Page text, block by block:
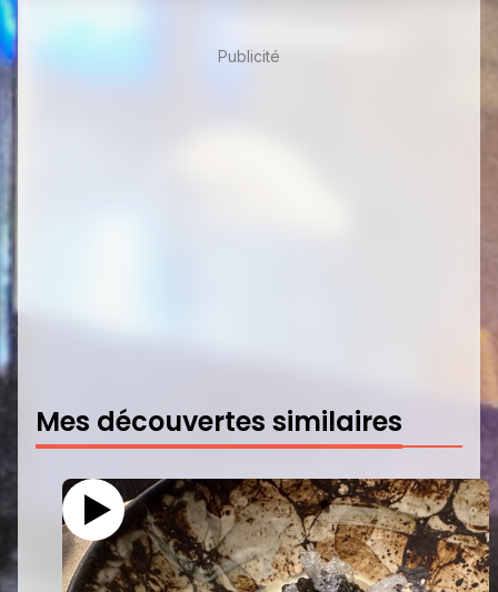
Publicité
Mes découvertes similaires